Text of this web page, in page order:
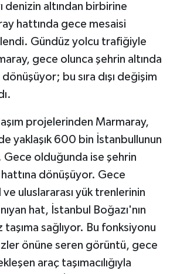
denizin altından birbirine
hattında gece mesaisi
Gündüz yolcu trafiğiyle
gece olunca şehrin altında
bu sıra dışı değişim
projelerinden Marmaray,
yaklaşık 600 bin İstanbullunun
Gece olduğunda ise şehrin
dönüşüyor. Gece
uluslararası yük trenlerinin
hat, İstanbul Boğazı'nın
taşıma sağlıyor. Bu fonksiyonu
önüne seren görüntü, gece
araç taşımacılığıyla